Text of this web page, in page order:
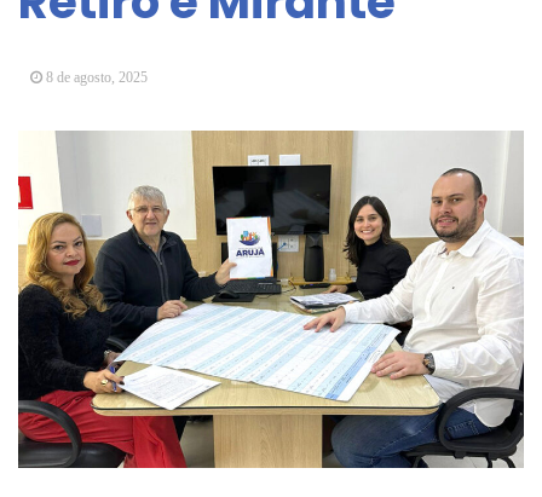
Arujá promove 2º encontro da Jornada de
dos Ipês
8 de agosto, 2025